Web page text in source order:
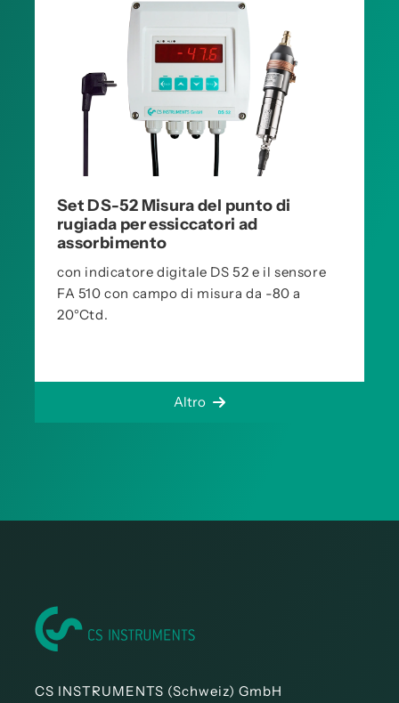
Set DS-52 Misura del punto di
rugiada per essiccatori ad
assorbimento
con indicatore digitale DS 52 e il sensore
FA 510 con campo di misura da -80 a
20°Ctd.
Altro
CS INSTRUMENTS (Schweiz) GmbH